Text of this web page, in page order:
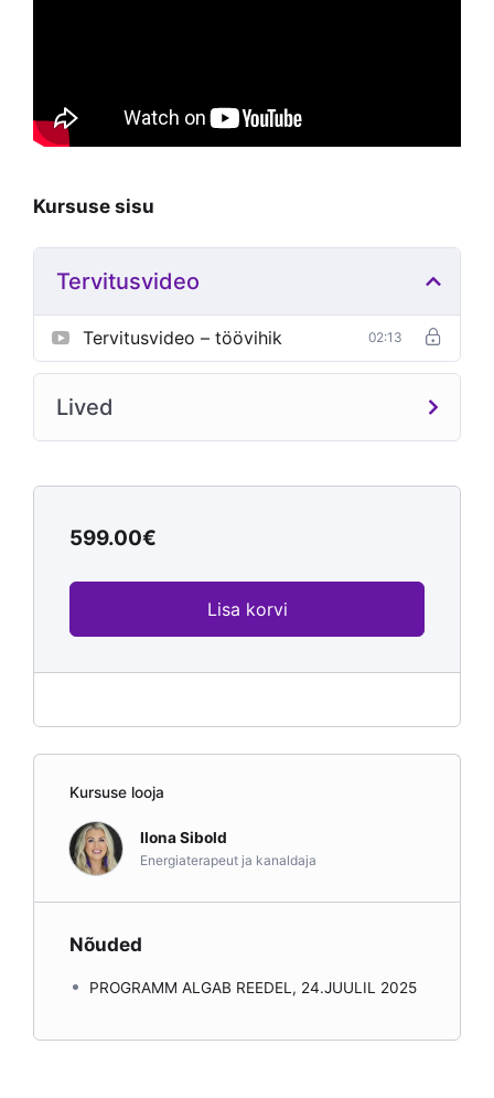
Kursuse sisu
Tervitusvideo
Tervitusvideo – töövihik 02:13
Lived
599.00€
Lisa korvi
Kursuse looja
Ilona Sibold
Energiaterapeut ja kanaldaja
Nõuded
PROGRAMM ALGAB REEDEL, 24.JUULIL 2025